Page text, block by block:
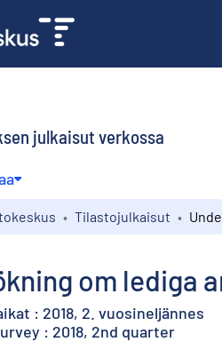
julkaisut verkossa
Tilastojulkaisut
om lediga
: 2018, 2. vuosineljännes
: 2018, 2nd quarter